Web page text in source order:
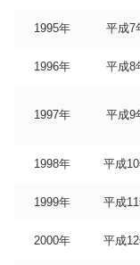
1995年 平成7
1996年 平成8
1997年 平成9
1998年 平成
1999年 平成
2000年 平成